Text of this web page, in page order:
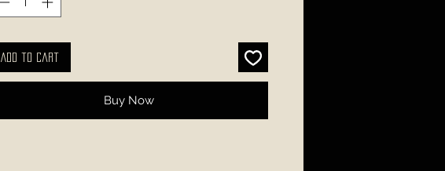
Add to Cart
Buy Now